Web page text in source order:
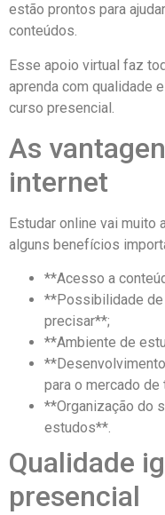
estão prontos para
conteúdos.
Esse apoio virtual faz
aprenda com qualidade
curso presencial.
As
internet
Estudar online vai muito
alguns benefícios
**Acesso a
**Possibilidade de
precisar**;
**Ambiente de
para o mercado de
**Organização do
estudos**.
Qualidade
presencial